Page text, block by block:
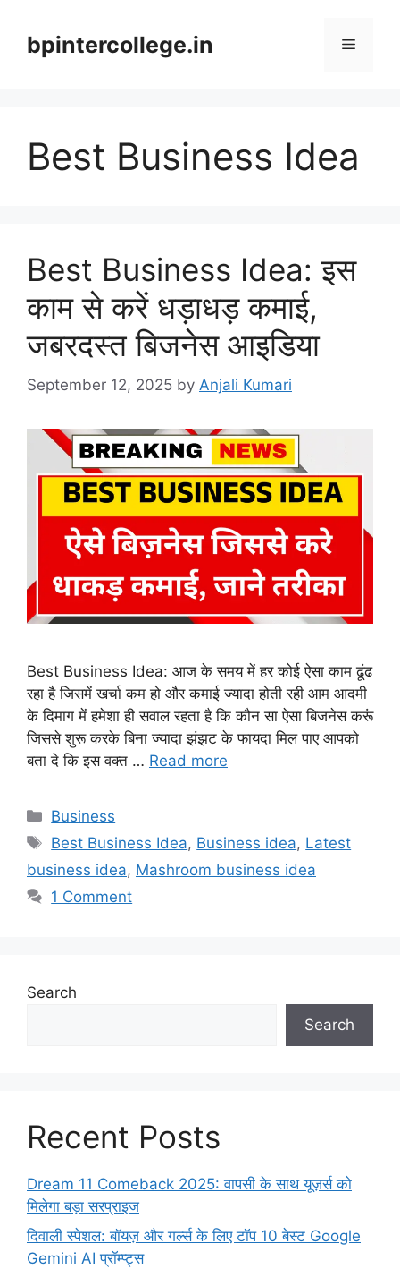
contentbpintercollege.in Menu
Best Business Idea
Best Business Idea: इस
काम से करें धड़ाधड़ कमाई,
जबरदस्त बिजनेस आइडिया
September 12, 2025 by Anjali Kumari
Best Business Idea: आज के समय में हर कोई ऐसा काम ढूंढ
रहा है जिसमें खर्चा कम हो और कमाई ज्यादा होती रही आम आदमी
के दिमाग में हमेशा ही सवाल रहता है कि कौन सा ऐसा बिजनेस करूं
जिससे शुरू करके बिना ज्यादा झंझट के फायदा मिल पाए आपको
बता दे कि इस वक्त … Read more
Categories
Business
Tags
Best Business Idea, Business idea, Latest
business idea, Mashroom business idea
1 Comment
Search
Search
Recent Posts
Dream 11 Comeback 2025: वापसी के साथ यूज़र्स को
मिलेगा बड़ा सरप्राइज
दिवाली स्पेशल: बॉयज़ और गर्ल्स के लिए टॉप 10 बेस्ट Google
Gemini AI प्रॉम्प्ट्स